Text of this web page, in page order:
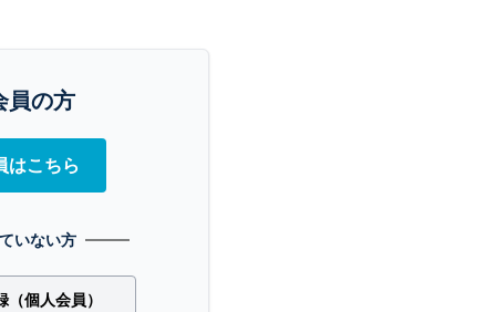
員の方
はこちら
いない方
個人会員）